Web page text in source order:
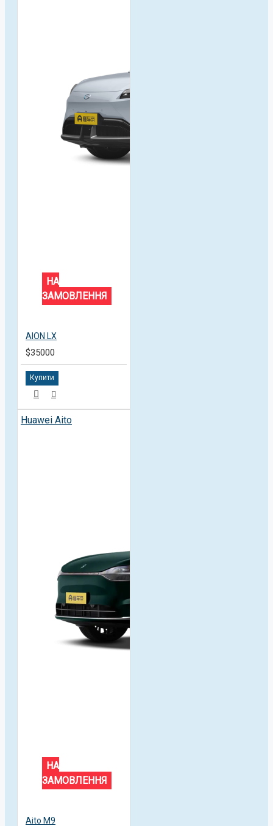
НА
ЗАМОВЛЕННЯ
AION LX
$35000
Купити
Huawei Aito
НА
ЗАМОВЛЕННЯ
Aito M9